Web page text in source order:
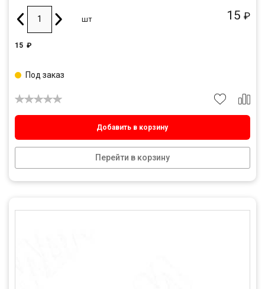
15 ₽
шт
15 ₽
Добавить в корзину
Перейти в корзину
Под заказ